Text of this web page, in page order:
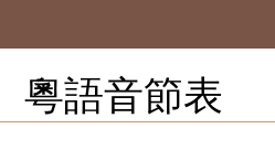
粵語音節表